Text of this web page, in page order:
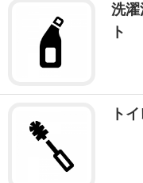
洗濯
ト
ト